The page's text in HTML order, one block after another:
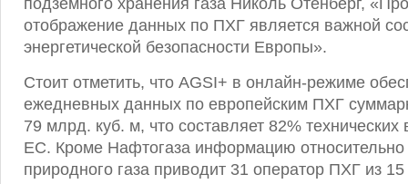
подземного хранения газа Николь Отенберг,
отображение данных по ПХГ является важной
энергетической безопасности Европы».
Стоит отметить, что AGSI+ в онлайн-режиме
ежедневных данных по европейским ПХГ
79 млрд. куб. м, что составляет 82%
ЕС. Кроме Нафтогаза информацию
природного газа приводит 31 оператор ПХГ из